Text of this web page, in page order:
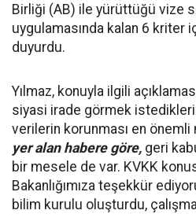
Birliği (AB) ile yürüttüğü vize
uygulamasında kalan 6 kriter
duyurdu.
Yılmaz, konuyla ilgili
siyasi irade görmek
verilerin korunması en önemli
yer alan habere göre, geri
bir mesele de var. KVKK
Bakanlığımıza teşekkür
bilim kurulu oluşturdu,